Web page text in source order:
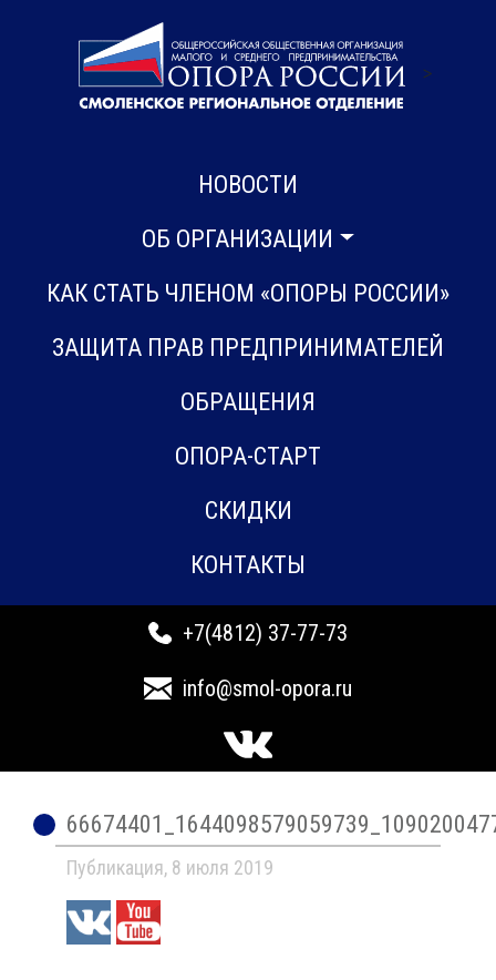
+7(4812) 37-77-73
info@smol-opora.ru
>
НОВОСТИ
ОБ ОРГАНИЗАЦИИ
КАК СТАТЬ ЧЛЕНОМ «ОПОРЫ РОССИИ»
ЗАЩИТА ПРАВ ПРЕДПРИНИМАТЕЛЕЙ
ОБРАЩЕНИЯ
ОПОРА-СТАРТ
СКИДКИ
КОНТАКТЫ
Публикация, 8 июля 2019